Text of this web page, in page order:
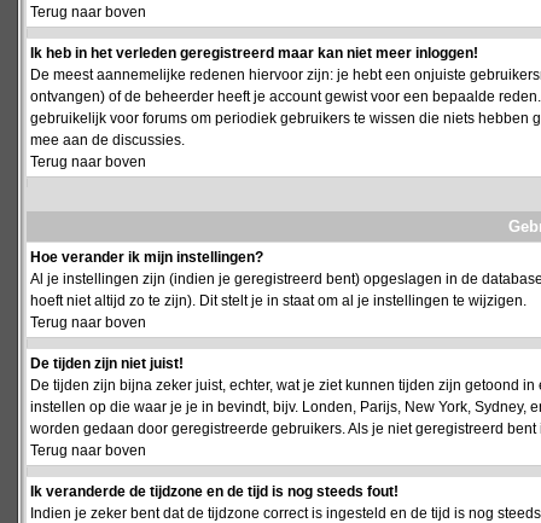
Terug naar boven
Ik heb in het verleden geregistreerd maar kan niet meer inloggen!
De meest aannemelijke redenen hiervoor zijn: je hebt een onjuiste
ontvangen) of de beheerder heeft je account gewist voor een bepaalde
gebruikelijk voor forums om periodiek gebruikers te wissen die niets
mee aan de discussies.
Terug naar boven
Hoe verander ik mijn instellingen?
Al je instellingen zijn (indien je geregistreerd bent) opgeslagen in de
hoeft niet altijd zo te zijn). Dit stelt je in staat om al je instellingen te wijzigen.
Terug naar boven
De tijden zijn niet juist!
De tijden zijn bijna zeker juist, echter, wat je ziet kunnen tijden zijn getoond
instellen op die waar je je in bevindt, bijv. Londen, Parijs, New York,
worden gedaan door geregistreerde gebruikers. Als je niet geregistreerd
Terug naar boven
Ik veranderde de tijdzone en de tijd is nog steeds fout!
Indien je zeker bent dat de tijdzone correct is ingesteld en de tijd is nog